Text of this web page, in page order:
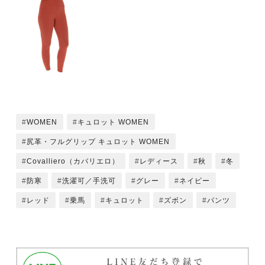
WOMEN キュロット WOMEN
尻革・フルグリップ キュロット WOMEN
Covalliero（カバリエロ） レディース 秋 冬
防寒 洗濯可／手洗可 グレー ネイビー
レッド 乗馬 キュロット ズボン パンツ